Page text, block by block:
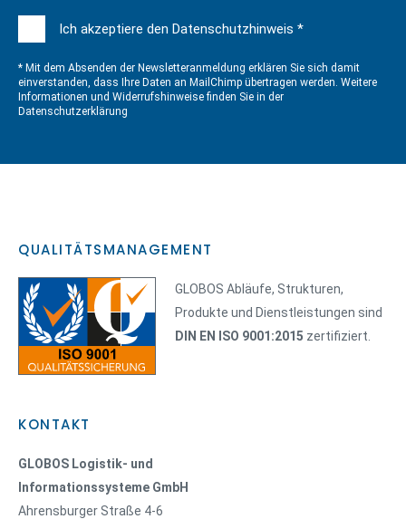
Ich akzeptiere den Datenschutzhinweis *
* Mit dem Absenden der Newsletteranmeldung erklären Sie sich damit
einverstanden, dass Ihre Daten an MailChimp übertragen werden. Weitere
Informationen und Widerrufshinweise finden Sie in der
Datenschutzerklärung
QUALITÄTSMANAGEMENT
GLOBOS Abläufe, Strukturen,
Produkte und Dienstleistungen sind
DIN EN ISO 9001:2015 zertifiziert.
KONTAKT
GLOBOS Logistik- und
Informationssysteme GmbH
Ahrensburger Straße 4-6